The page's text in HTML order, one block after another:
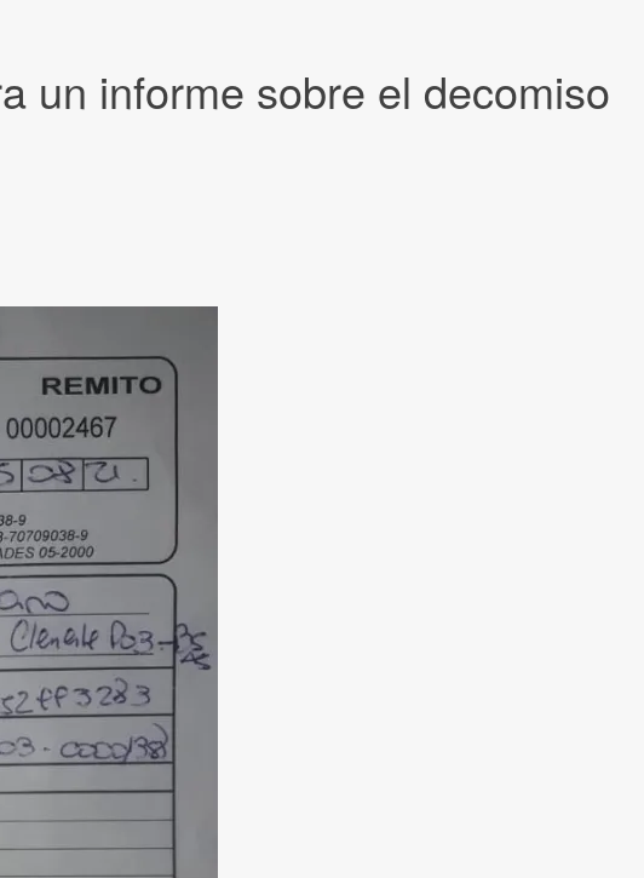
un informe sobre el decomiso